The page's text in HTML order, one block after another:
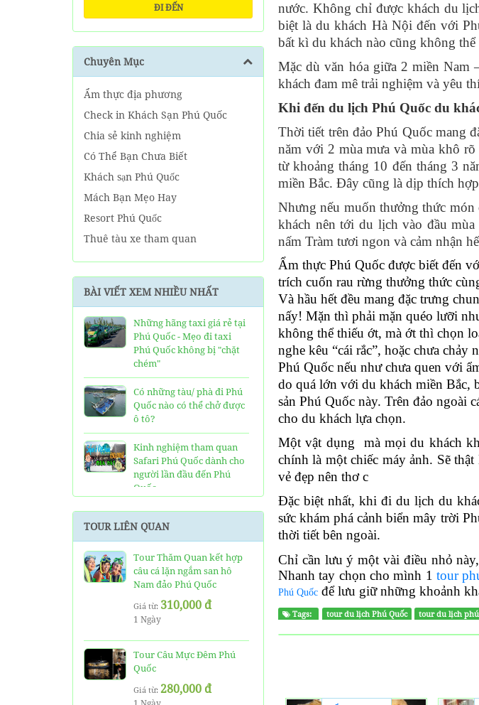
ĐI ĐẾN
Chuyên Mục
Ẩm thực địa phương
Check in Khách Sạn Phú Quốc
Chia sẻ kinh nghiệm
Có Thể Bạn Chưa Biết
Khách sạn Phú Quốc
Mách Bạn Mẹo Hay
Resort Phú Quốc
Thuê tàu xe tham quan
Tin tức Phú Quốc
Về tour Phú Quốc hàng ngày
Về Tour Phú Quốc Trọn Gói
BÀI VIẾT XEM NHIỀU NHẤT
Những hãng taxi giá rẻ tại
Phú Quốc - Mẹo đi taxi
Phú Quốc không bị "chặt
chém"
Có những tàu/ phà đi Phú
Quốc nào có thể chở được
ô tô?
Kinh nghiệm tham quan
Safari Phú Quốc dành cho
người lần đầu đến Phú
Quốc
Tất tần tật thông tin và
đánh giá về resort JW
Marriott Phú Quốc
Những điều cần biết về xe
bus đi Vinpearl Phú Quốc
chơi Vinwonders và Safari
Kinh Nghiệm "Xương
Máu" Khi Đi Tour 3 Đảo
Phú Quốc
Phà cao tốc Thạnh Thới đi
Phú Quốc mất thời gian
TOUR LIÊN QUAN
Tour Thăm Quan kết hợp
câu cá lặn ngắm san hô
Nam đảo Phú Quốc
Giá từ: 310,000 đ
1 Ngày
Tour Câu Mực Đêm Phú
Quốc
Giá từ: 280,000 đ
nước. Không chỉ được khách du
biệt là du khách Hà Nội đến với
bất kì du khách nào cũng không
Mặc dù văn hóa giữa 2 miền Nam
khách đam mê trải nghiệm và yêu
Khi đến du lịch Phú Quốc du
Thời tiết trên đảo Phú Quốc mang
năm với 2 mùa mưa và mùa khô
từ khoảng tháng 10 đến tháng 3
miền Bắc. Đây cũng là dịp thích
Nhưng nếu muốn thưởng thức món
khách nên tới du lịch vào đầu
nấm Tràm tươi ngon và cảm nhận
Ẩm thực Phú Quốc được biết đến
trích cuốn rau rừng thưởng thức
Và hầu hết đều mang đặc trưng
nấy! Mặn thì phải mặn quéo lưỡi
không thể thiếu ớt, mà ớt thì chọn
nghe kêu “cái rắc”, hoặc chưa
Phú Quốc nếu như chưa quen với
do quá lớn với du khách miền Bắc,
sản Phú Quốc này. Trên đảo ngoài
cho du khách lựa chọn.
Một vật dụng mà mọi du khách
chính là một chiếc máy ảnh. Sẽ
vẻ đẹp nên thơ c
Đặc biệt nhất, khi đi du lịch du
sức khám phá cảnh biển mây trời
thời tiết bên ngoài.
Chỉ cần lưu ý một vài điều nhỏ
Nhanh tay chọn cho mình 1 tour
Phú Quốc để lưu giữ những khoảnh
Tags: tour du lịch Phú Quốc tour du lịch